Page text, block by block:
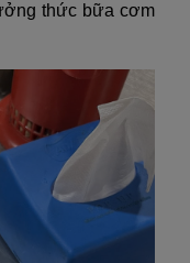
thức bữa cơm